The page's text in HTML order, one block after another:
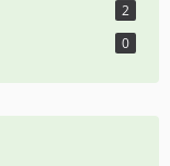
2
0